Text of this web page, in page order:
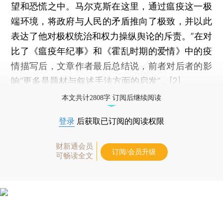
望和恐慌之中。马尔克斯在这里，通过瘟疫这一极
端环境，将政府与人民的矛盾推向了极致，并以此
表达了他对极权统治和权力操纵舆论的斥责。”在对
比了《瘟疫年纪事》和《霍乱时期的爱情》中的疫
情描写后，文章作者最后总结说，前者对后者的影
响“更多是题材与叙述手法方面的启发”。[2]
本文共计2808字 订阅后继续阅读
登录 后获取已订阅的阅读权限
财新通会员
可畅读全文
订阅/会员升级